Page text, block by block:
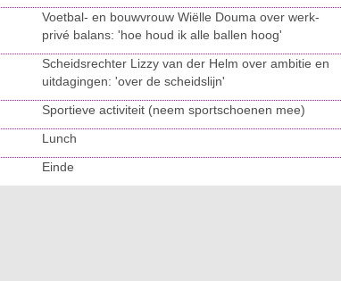
Voetbal- en bouwvrouw Wiëlle Douma over werk-
privé balans: 'hoe houd ik alle ballen hoog'
Scheidsrechter Lizzy van der Helm over ambitie en
uitdagingen: 'over de scheidslijn'
Sportieve activiteit (neem sportschoenen mee)
Lunch
Einde